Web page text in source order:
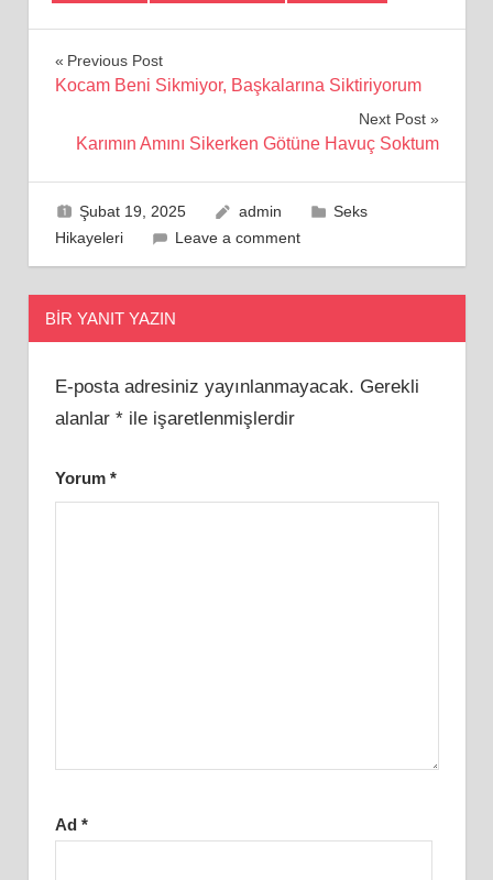
Yazı
Previous Post
Kocam Beni Sikmiyor, Başkalarına Siktiriyorum
Next Post
Karımın Amını Sikerken Götüne Havuç Soktum
Şubat 19, 2025 admin
Seks
Hikayeleri
Leave a comment
BIR YANIT YAZIN
E-posta adresiniz yayınlanmayacak. Gerekli
alanlar *ile işaretlenmişlerdir
Yorum *
Ad *